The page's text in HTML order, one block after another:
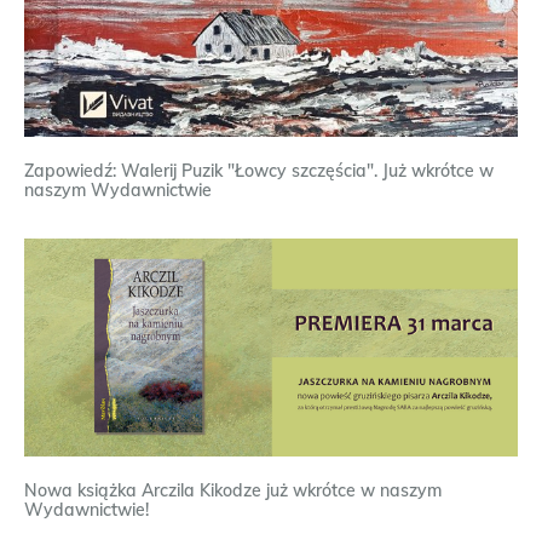
Zapowiedź: Walerij Puzik "Łowcy szczęścia". Już wkrótce w
naszym Wydawnictwie
Nowa książka Arczila Kikodze już wkrótce w naszym
Wydawnictwie!